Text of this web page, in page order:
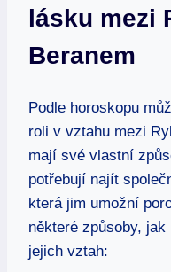
lásku mezi
Beranem
Podle horoskopu
roli v vztahu mezi
mají své vlastní
potřebují najít
která jim umožní
některé způsoby,
jejich vztah: